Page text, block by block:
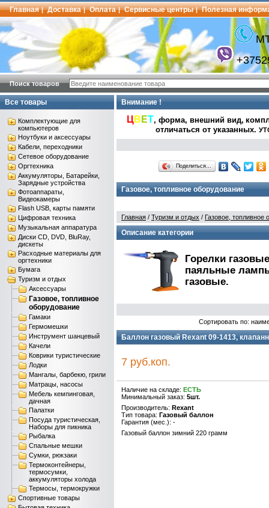
Главная | Доставка | Оплата | Сервисные центры | Полезная
Поиск товаров
Все товары
Комплектующие для
компьютеров
Ноутбуки и аксессуары
Кабели, переходники
Сетевое оборудование
Оргтехника
Аккумуляторы, Батарейки,
Зарядные устройства
Фотоаппараты,
Видеокамеры
Flash USB, карты памяти
Цифровая техника
Музыкальная аппаратура
Диски CD, DVD, BluRay,
дискеты
Расходные материалы для
оргтехники
Бумага
Туризм и отдых
Аксессуары
Газовое, топливное
оборудование
Гамаки
Гермомешки
Инструмент шанцевый
Качели
Коврики туристические
Лодки
Мангалы, барбекю, грили
Матрацы, насосы
Мебель кемпинговая,
дачная
Палатки
Посуда туристическая,
Наборы для пикника
Рыбалка
Спальные мешки
Сумки, рюкзаки
Термоконтейнеры,
термосумки,
аккумуляторы холода
Термосы, термокружки
Спортивные товары
Внимание !
ЦВ ЕТ, форма, внешний вид,
отличаться от указанных.
Поделиться…
Газовое, топливное оборудование
Главная / Туризм и отдых / Газовое, топливное
Описание категории
Горелки
паяльные
газовые.
Сортировать по:
Баллон газовый Rexant 09-1413,
7 руб.коп.
Наличие на складе: ЕСТЬ
Минимальный заказ: 5шт.
Производитель: Rexant
Тип товара: Газовый баллон
Гарантия (мес.): -
Газовый баллон зимний 220 грамм